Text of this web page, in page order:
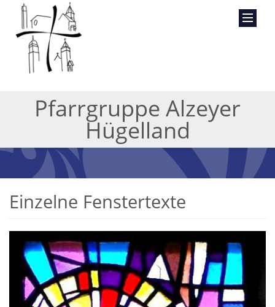
Pfarrgruppe Alzeyer
Hügelland
Einzelne Fenstertexte